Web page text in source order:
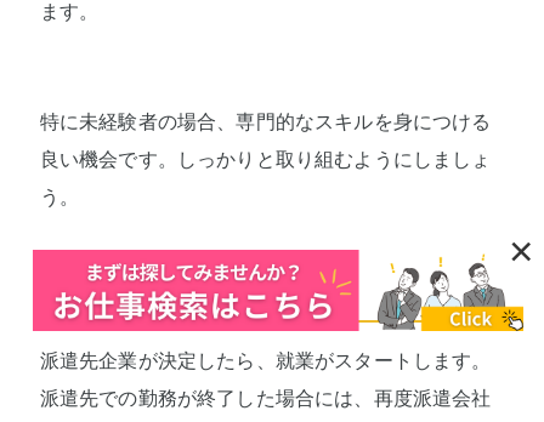
ます。
特に未経験者の場合、専門的なスキルを身につける
良い機会です。しっかりと取り組むようにしましょ
う。
4.就業
派遣先企業が決定したら、就業がスタートします。
派遣先での勤務が終了した場合には、再度派遣会社
×